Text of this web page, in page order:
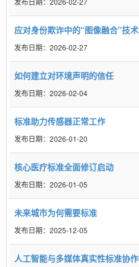
应对身份欺诈中的“图像融合”技术
2026-02-27
如何建立对环境声明的信任
2026-02-04
标准助力传感器正常工作
2026-01-20
核心医疗标准全面修订启动
2026-01-05
未来城市为何需要标准
2025-12-05